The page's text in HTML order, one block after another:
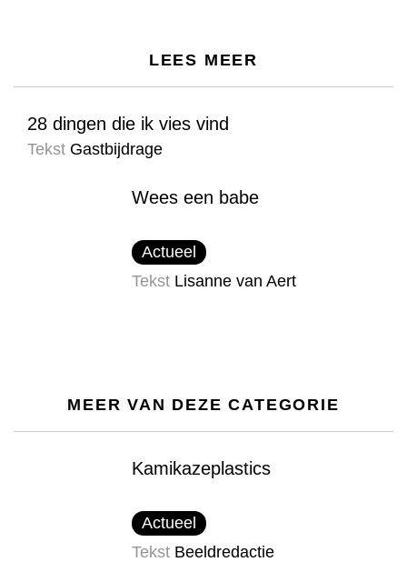
LEES MEER
28 dingen die ik vies vind
Tekst Gastbijdrage
Wees een babe
Actueel
Tekst Lisanne van Aert
MEER VAN DEZE CATEGORIE
Kamikazeplastics
Actueel
Tekst Beeldredactie